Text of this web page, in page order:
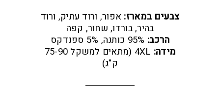
צבעים במארז: אפור, ורוד עתיק, ורוד
בהיר, בורדו, שחור, קפה
הרכב:
מידה:
4XL (מתאים למשקל 75-90
ק"ג)